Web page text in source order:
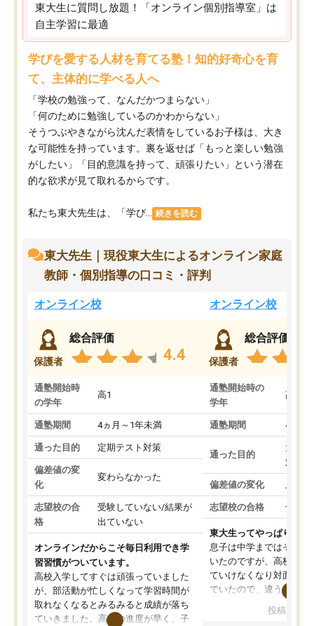
東大生に質問し放題！「オンライン個別指導室」は
自主学習に最適
学びを愛する人材を育てる塾！知的好奇心を育
て、主体的に学べる人へ
「学校の勉強って、なんだかつまらない」
「何のために勉強しているのかわからない」
そうつぶやきながら沈んだ表情をしているお子様は、大き
な可能性を持っています。裏を返せば「もっと楽しい勉強
がしたい」「目的意識を持って、頑張りたい」という潜在
的な欲求が見て取れるからです。
私たち東大先生は、「学び... 続きを読む
東大先生｜現役東大生によるオンライン家庭
教師・個別指導の口コミ・評判
オンライン校
保護者
総合評価
4.4
通塾開始時
の学年
高1
通塾期間 4ヵ月～1年未満
通った目的 定期テスト対策
偏差値の変
化
変わらなかった
志望校の合
格
受験していない/結果が
出ていない
オンラインだからこそ毎日利用でき学
習習慣がついています。
高校入学してすぐは頑張っていました
が、部活動が忙しくなって学習時間が
取れなくなるとみるみると成績が落ち
ていきました。高校の進度が早く、子
オンライン校
保護者
総合評価
通塾開始時の
学年
高3
通塾期間 4ヵ月
通った目的
大学
対策
偏差値の変化
志望校の合格 合格
東大生ってやっぱりすご
息子は中学まではそこそ
いたのですが、高校に入
ていけなくなり対面の塾
でいたので、違うアプロ
で、当初は模試でD判定
投稿日：